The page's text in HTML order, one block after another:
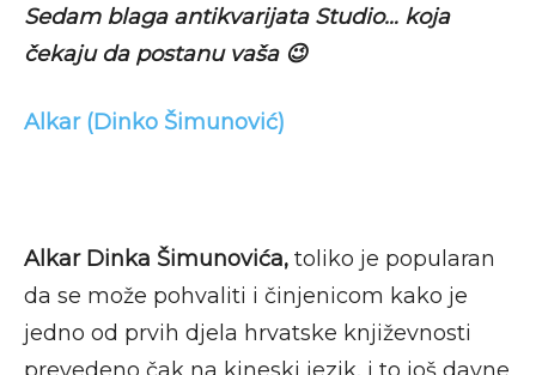
Sedam blaga antikvarijata Studio… koja
čekaju da postanu vaša 😉
Alkar (Dinko Šimunović)
Alkar Dinka Šimunovića, toliko je popularan
da se može pohvaliti i činjenicom kako je
jedno od prvih djela hrvatske književnosti